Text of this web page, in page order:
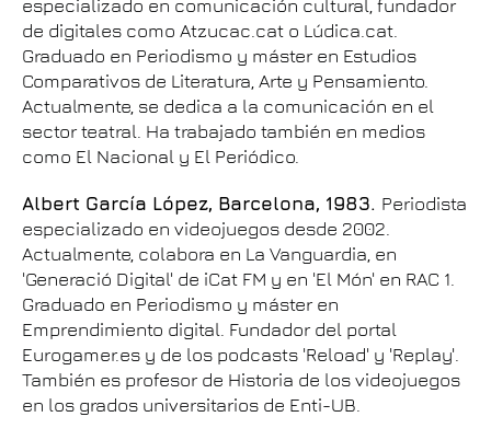
especializado en comunicación cultural, fundador
de digitales como Atzucac.cat o Lúdica.cat.
Graduado en Periodismo y máster en Estudios
Comparativos de Literatura, Arte y Pensamiento.
Actualmente, se dedica a la comunicación en el
sector teatral. Ha trabajado también en medios
como El Nacional y El Periódico.
Albert García López, Barcelona, 1983. Periodista
especializado en videojuegos desde 2002.
Actualmente, colabora en La Vanguardia, en
'Generació Digital' de iCat FM y en 'El Món' en RAC 1.
Graduado en Periodismo y máster en
Emprendimiento digital. Fundador del portal
Eurogamer.es y de los podcasts 'Reload' y 'Replay'.
También es profesor de Historia de los videojuegos
en los grados universitarios de Enti-UB.